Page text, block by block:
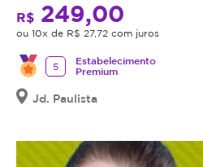
R$ 249,00
ou 10x de R$ 27,72 com juros
5
Estabelecimento
Premium
Jd. Paulista